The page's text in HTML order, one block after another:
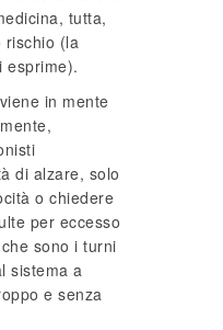
tutta,
rischio (la
esprime).
in mente
di alzare, solo
o chiedere
per eccesso
sono i turni
sistema a
e senza